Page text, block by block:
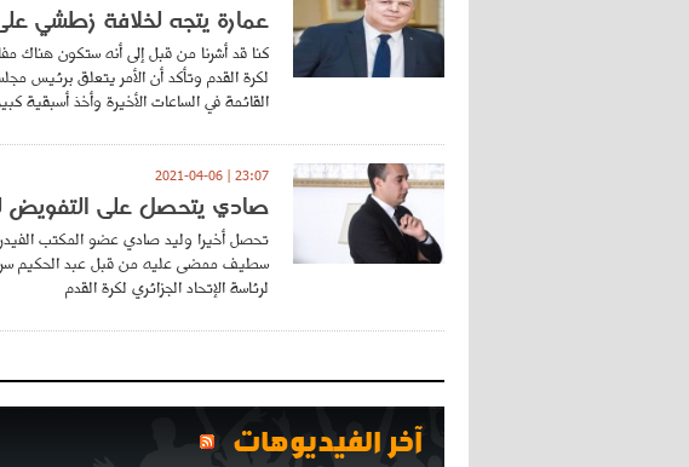
عمارة يتجه لخلافة زطشي
كنا قد أشرنا من قبل إلى أنه ستكون هناك
لكرة القدم وتأكد أن الأمر يتعلق برئيس
القائمة في الساعات الأخيرة وأخذ أسبقية
23:07 | 2021-04-06
صادي يتحصل على
تحصل أخيرا وليد صادي عضو المكتب
سطيف ممضى عليه من قبل عبد الحكيم
لرئاسة الإتحاد الجزائري لكرة القدم
آخر الفيديوهات